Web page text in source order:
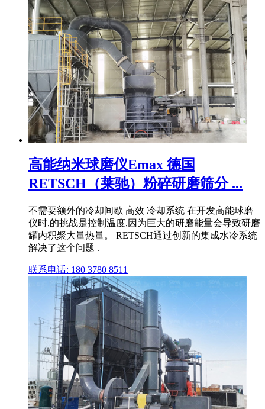
高能纳米球磨仪Emax 德国
RETSCH（莱驰）粉碎研磨筛分 ...
不需要额外的冷却间歇 高效 冷却系统 在开发高能球磨
仪时,的挑战是控制温度,因为巨大的研磨能量会导致研磨
罐内积聚大量热量。 RETSCH通过创新的集成水冷系统
解决了这个问题 .
联系电话: 180 3780 8511